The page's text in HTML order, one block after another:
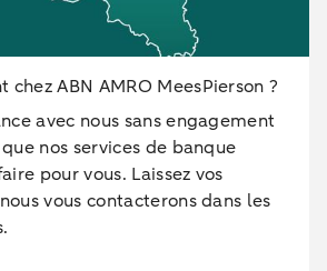
chez ABN AMRO MeesPierson ?
avec nous sans engagement
nos services de banque
pour vous. Laissez vos
vous contacterons dans les